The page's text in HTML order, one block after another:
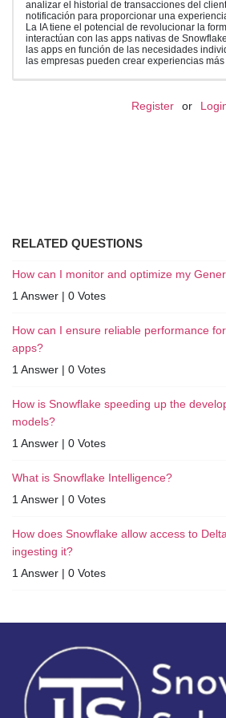
analizar el historial de transacciones del
notificación para proporcionar una
La IA tiene el potencial de revolucionar la
interactúan con las apps nativas de
las apps en función de las necesidades
las empresas pueden crear experiencias
Register or
RELATED QUESTIONS
How can I monitor and optimize my
1 Answer | 0 Votes
How can I ensure reliable performance
apps?
1 Answer | 0 Votes
How is Snowflake speeding up the
models?
1 Answer | 0 Votes
What is Snowflake Intelligence?
1 Answer | 0 Votes
How does Snowflake allow access to
ingesting it?
1 Answer | 0 Votes